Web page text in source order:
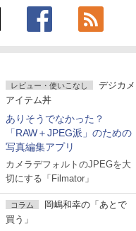
レビュー・使いこなし
デジカメ
アイテム丼
ありそうでなかった？
「RAW＋JPEG派」のための
写真編集アプリ
カメラデフォルトのJPEGを大
切にする「Filmator」
コラム
岡嶋和幸の「あとで
買う」